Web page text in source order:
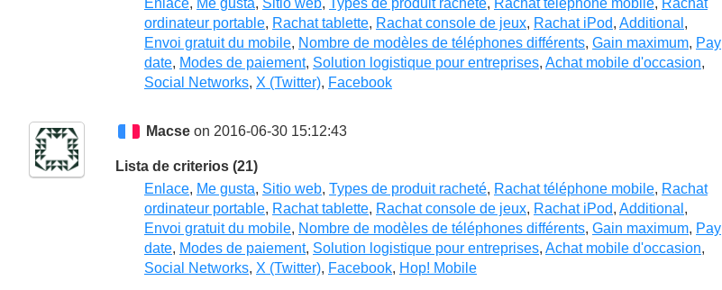
ordinateur portable, Rachat tablette, Rachat console de jeux, Rachat iPod, Additional ,
Envoi gratuit du mobile, Nombre de modèles de téléphones différents, Gain maximum, Pay
date, Modes de paiement, Solution logistique pour entreprises, Achat mobile d'occasion,
Social Networks, X (Twitter), Facebook
Macse on 2016-06-30 15:12:43
Lista de criterios (21)
Enlace, Me gusta, Sitio web, Types de produit racheté, Rachat téléphone mobile, Rachat
ordinateur portable, Rachat tablette, Rachat console de jeux, Rachat iPod, Additional ,
Envoi gratuit du mobile, Nombre de modèles de téléphones différents, Gain maximum, Pay
date, Modes de paiement, Solution logistique pour entreprises, Achat mobile d'occasion,
Social Networks, X (Twitter), Facebook, Hop! Mobile